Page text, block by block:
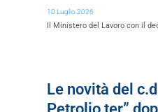
10 Luglio 2026
Il Ministero del Lavoro con il
Le novità del
Petrolio ter”